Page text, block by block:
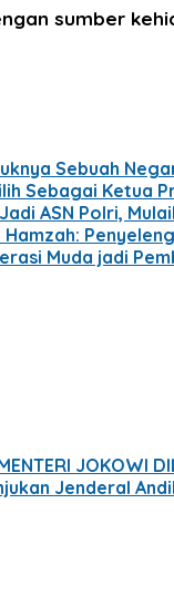
sumber
Sebuah
Sebagai Ketua
ASN Polri,
Muda jadi
JOKOWI
Jenderal